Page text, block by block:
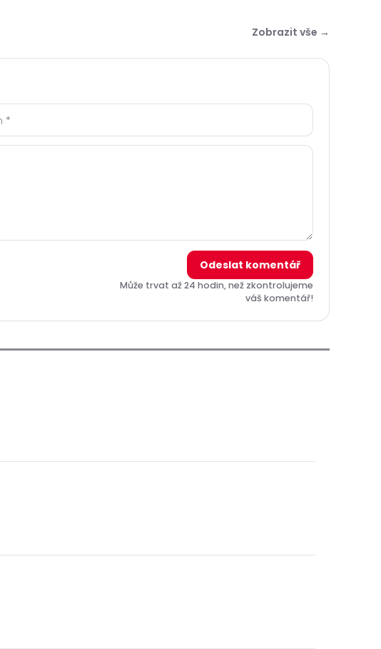
Zobrazit vše →
Odeslat komentář
Může trvat až 24 hodin, než zkontrolujeme
váš komentář!